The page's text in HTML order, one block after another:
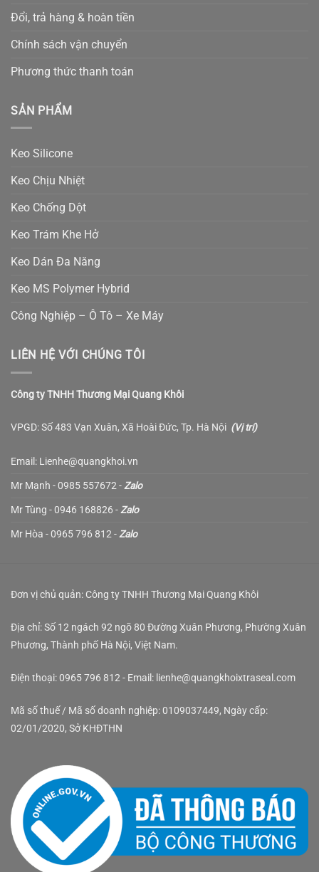
Đổi, trả hàng & hoàn tiền
Chính sách vận chuyển
Phương thức thanh toán
SẢN PHẨM
Keo Silicone
Keo Chịu Nhiệt
Keo Chống Dột
Keo Trám Khe Hở
Keo Dán Đa Năng
Keo MS Polymer Hybrid
Công Nghiệp – Ô Tô – Xe Máy
LIÊN HỆ VỚI CHÚNG TÔI
Công ty TNHH Thương Mại Quang Khôi
VPGD: Số 483 Vạn Xuân, Xã Hoài Đức, Tp. Hà Nội (Vị trí)
Email: Lienhe@quangkhoi.vn
Mr Mạnh - 0985 557672 -Zalo
Mr Tùng - 0946 168826 -Zalo
Mr Hòa - 0965 796 812 -Zalo
Đơn vị chủ quản: Công ty TNHH Thương Mại Quang Khôi
Địa chỉ: Số 12 ngách 92 ngõ 80 Đường Xuân Phương, Phường Xuân
Phương, Thành phố Hà Nội, Việt Nam.
Điện thoại: 0965 796 812 - Email: lienhe@quangkhoixtraseal.com
Mã số thuế / Mã số doanh nghiệp: 0109037449, Ngày cấp:
02/01/2020, Sở KHĐTHN